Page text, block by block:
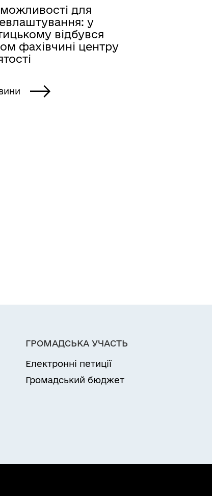
для
у
відбувся
фахівчині центру
ГРОМАДСЬКА УЧАСТЬ
Електронні петиції
Громадський бюджет